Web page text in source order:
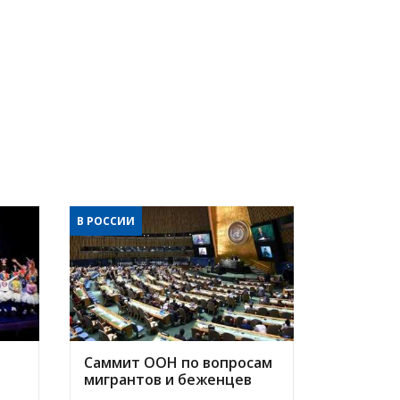
В РОССИИ
Саммит ООН по вопросам
мигрантов и беженцев